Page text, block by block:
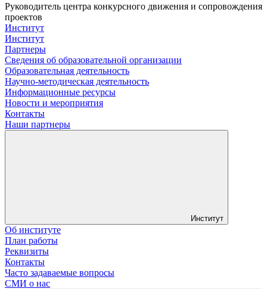
Руководитель центра конкурсного движения и сопровождения
проектов
Институт
Институт
Партнеры
Сведения об образовательной организации
Образовательная деятельность
Научно-методическая деятельность
Информационные ресурсы
Новости и мероприятия
Контакты
Наши партнеры
Институт
Об институте
План работы
Реквизиты
Контакты
Часто задаваемые вопросы
СМИ о нас